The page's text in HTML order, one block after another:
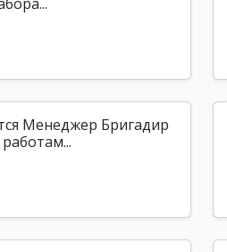
Менеджер Бригадир